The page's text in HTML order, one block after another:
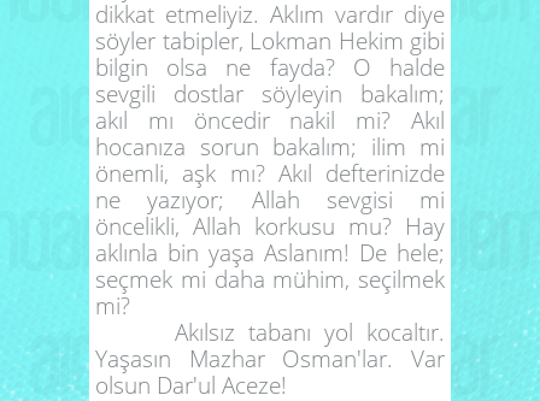
dikkat etmeliyiz. Aklım vardır diye
söyler tabipler, Lokman Hekim gibi
bilgin olsa ne fayda? O halde
sevgili dostlar söyleyin bakalım;
akıl mı öncedir nakil mi? Akıl
hocanıza sorun bakalım; ilim mi
önemli, aşk mı? Akıl defterinizde
ne yazıyor; Allah sevgisi mi
öncelikli, Allah korkusu mu? Hay
aklınla bin yaşa Aslanım! De hele;
seçmek mi daha mühim, seçilmek
mi?
Akılsız tabanı yol kocaltır.
Yaşasın Mazhar Osman'lar. Var
olsun Dar'ul Aceze!